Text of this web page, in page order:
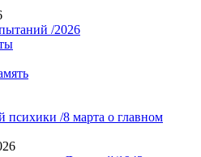
/2026
/8 марта о главном